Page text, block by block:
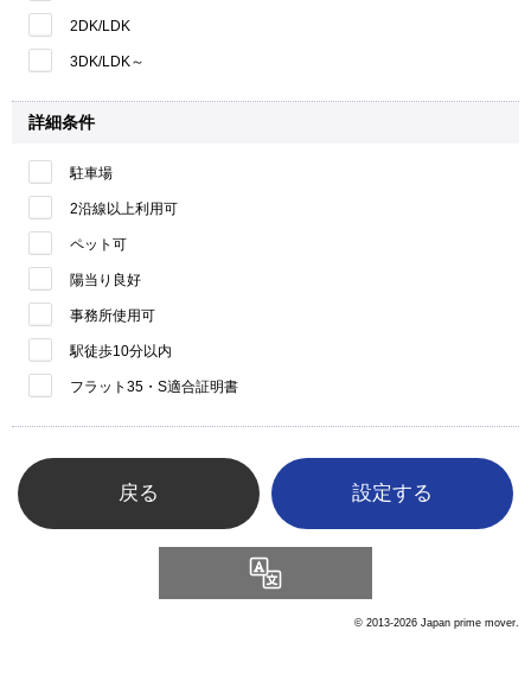
2DK/LDK
3DK/LDK～
詳細条件
駐車場
2沿線以上利用可
ペット可
陽当り良好
事務所使用可
駅徒歩10分以内
フラット35・S適合証明書
戻る
© 2013-2026 Japan prime mover.